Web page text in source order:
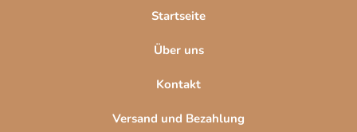
Startseite
Über uns
Kontakt
Versand und Bezahlung